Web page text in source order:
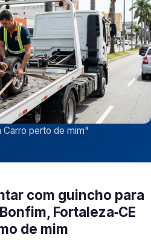
Carro perto de mim"
com guincho para
Fortaleza‑CE
de mim